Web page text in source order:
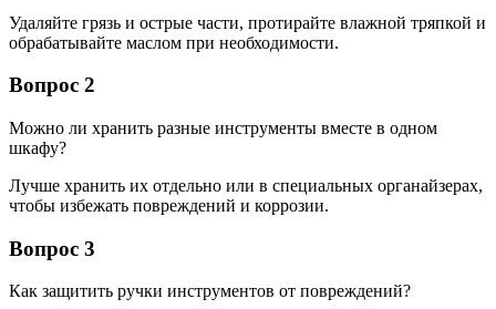
Удаляйте грязь и острые части, протирайте влажной тряпкой и
обрабатывайте маслом при необходимости.
Вопрос 2
Можно ли хранить разные инструменты вместе в одном
шкафу?
Лучше хранить их отдельно или в специальных органайзерах,
чтобы избежать повреждений и коррозии.
Вопрос 3
Как защитить ручки инструментов от повреждений?